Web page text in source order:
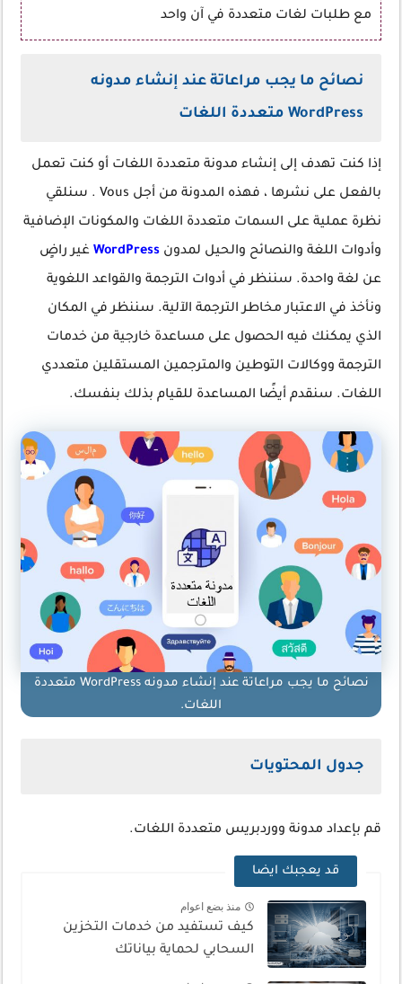
مع طلبات لغات متعددة في آن واحد
نصائح ما يجب مراعاتة عند إنشاء مدونه
WordPress متعددة اللغات
إذا كنت تهدف إلى إنشاء مدونة متعددة اللغات أو كنت تعمل
بالفعل على نشرها ، فهذه المدونة من أجل Vous . سنلقي
نظرة عملية على السمات متعددة اللغات والمكونات الإضافية
وأدوات اللغة والنصائح والحيل لمدون WordPress غير راضٍ
عن لغة واحدة. سننظر في أدوات الترجمة والقواعد اللغوية
ونأخذ في الاعتبار مخاطر الترجمة الآلية. سننظر في المكان
الذي يمكنك فيه الحصول على مساعدة خارجية من خدمات
الترجمة ووكالات التوطين والمترجمين المستقلين متعددي
اللغات. سنقدم أيضًا المساعدة للقيام بذلك بنفسك.
نصائح ما يجب مراعاتة عند إنشاء مدونه WordPress متعددة
اللغات.
جدول المحتويات
قم بإعداد مدونة ووردبريس متعددة اللغات.
قد يعجبك ايضا
منذ بضع اعوام
كيف تستفيد من خدمات التخزين
السحابي لحماية بياناتك